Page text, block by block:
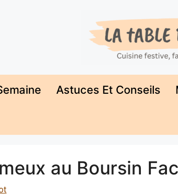
Astuces Et Conseils
au Boursin